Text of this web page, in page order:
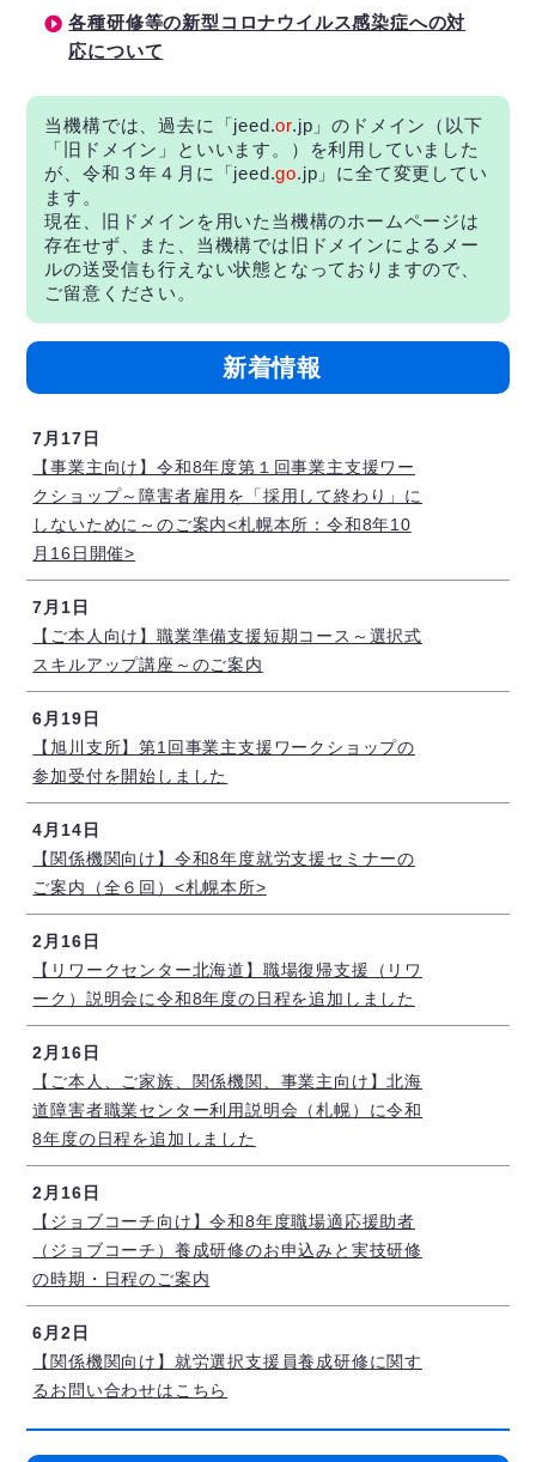
各種研修等の新型コロナウイルス感染症への対
応について
当機構では、過去に「jeed.or.jp」のドメイン（以下
「旧ドメイン」といいます。）を利用していました
が、令和３年４月に「jeed.go.jp」に全て変更してい
ます。
現在、旧ドメインを用いた当機構のホームページは
存在せず、また、当機構では旧ドメインによるメー
ルの送受信も行えない状態となっておりますので、
ご留意ください。
新着情報
7月17日
【事業主向け】令和8年度第１回事業主支援ワー
クショップ～障害者雇用を「採用して終わり」に
しないために～のご案内<札幌本所：令和8年10
月16日開催>
7月1日
【ご本人向け】職業準備支援短期コース～選択式
スキルアップ講座～のご案内
6月19日
【旭川支所】第1回事業主支援ワークショップの
参加受付を開始しました
4月14日
【関係機関向け】令和8年度就労支援セミナーの
ご案内（全６回）<札幌本所>
2月16日
【リワークセンター北海道】職場復帰支援（リワ
ーク）説明会に令和8年度の日程を追加しました
2月16日
【ご本人、ご家族、関係機関、事業主向け】北海
道障害者職業センター利用説明会（札幌）に令和
8年度の日程を追加しました
2月16日
【ジョブコーチ向け】令和8年度職場適応援助者
（ジョブコーチ）養成研修のお申込みと実技研修
の時期・日程のご案内
6月2日
【関係機関向け】就労選択支援員養成研修に関す
るお問い合わせはこちら